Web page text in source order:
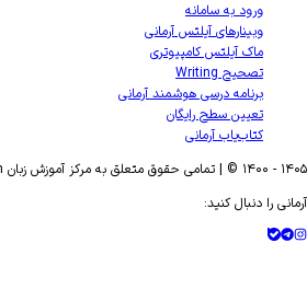
ورود به سامانه
وبینارهای آیلتس آرمانی
ماک آیلتس کامپیوتری
تصحیح Writing
برنامه درسی هوشمند آرمانی
تعیین سطح رایگان
کتاب‌یاب آرمانی
۱۴۰۵ - ۱۴۰۰ © | تمامی حقوق متعلق به مرکز آموزش زبان Armani English است.
آرمانی را دنبال کنید: